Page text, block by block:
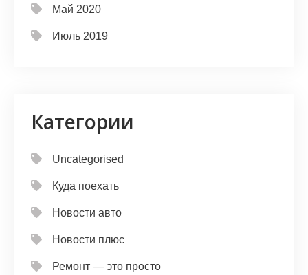
Май 2020
Июль 2019
Категории
Uncategorised
Куда поехать
Новости авто
Новости плюс
Ремонт — это просто